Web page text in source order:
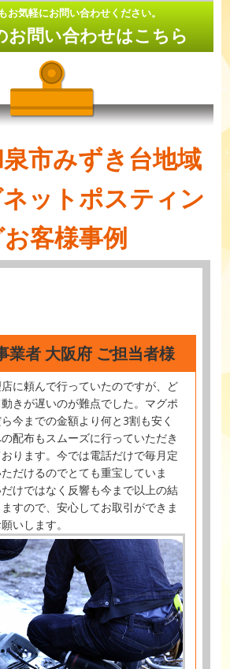
お気軽にお問い合わせください。
お問い合わせはこちら
市みずき台地域
ットポスティン
客様事例
業者 大阪府 ご担当者様
に頼んで行っていたのですが、ど
きが遅いのが難点でした。マグポ
今までの金額より何と3割も安く
配布もスムーズに行っていただき
ります。今では電話だけで毎月定
だけるのでとても重宝していま
けではなく反響も今まで以上の結
すので、安心してお取引ができま
いします。